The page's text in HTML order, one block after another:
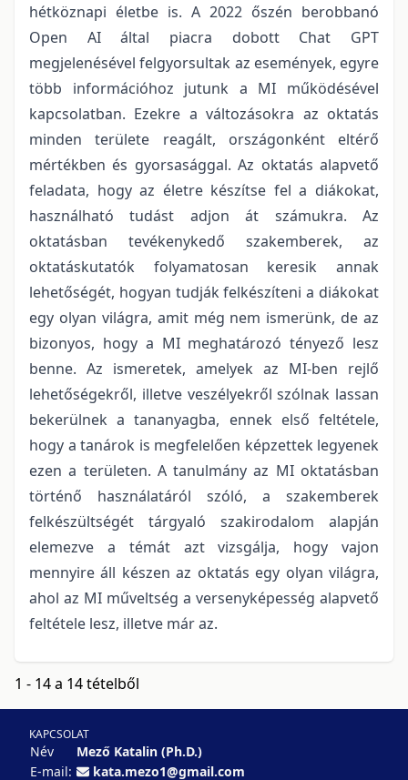
hétköznapi életbe is. A 2022 őszén berobbanó
Open AI által piacra dobott Chat GPT
megjelenésével felgyorsultak az események, egyre
több információhoz jutunk a MI működésével
kapcsolatban. Ezekre a változásokra az oktatás
minden területe reagált, országonként eltérő
mértékben és gyorsasággal. Az oktatás alapvető
feladata, hogy az életre készítse fel a diákokat,
használható tudást adjon át számukra. Az
oktatásban tevékenykedő szakemberek, az
oktatáskutatók folyamatosan keresik annak
lehetőségét, hogyan tudják felkészíteni a diákokat
egy olyan világra, amit még nem ismerünk, de az
bizonyos, hogy a MI meghatározó tényező lesz
benne. Az ismeretek, amelyek az MI-ben rejlő
lehetőségekről, illetve veszélyekről szólnak lassan
bekerülnek a tananyagba, ennek első feltétele,
hogy a tanárok is megfelelően képzettek legyenek
ezen a területen. A tanulmány az MI oktatásban
történő használatáról szóló, a szakemberek
felkészültségét tárgyaló szakirodalom alapján
elemezve a témát azt vizsgálja, hogy vajon
mennyire áll készen az oktatás egy olyan világra,
ahol az MI műveltség a versenyképesség alapvető
feltétele lesz, illetve már az.
1 - 14 a 14 tételből
KAPCSOLAT
Név
Mező Katalin (Ph.D.)
E-mail:
kata.mezo1@gmail.com